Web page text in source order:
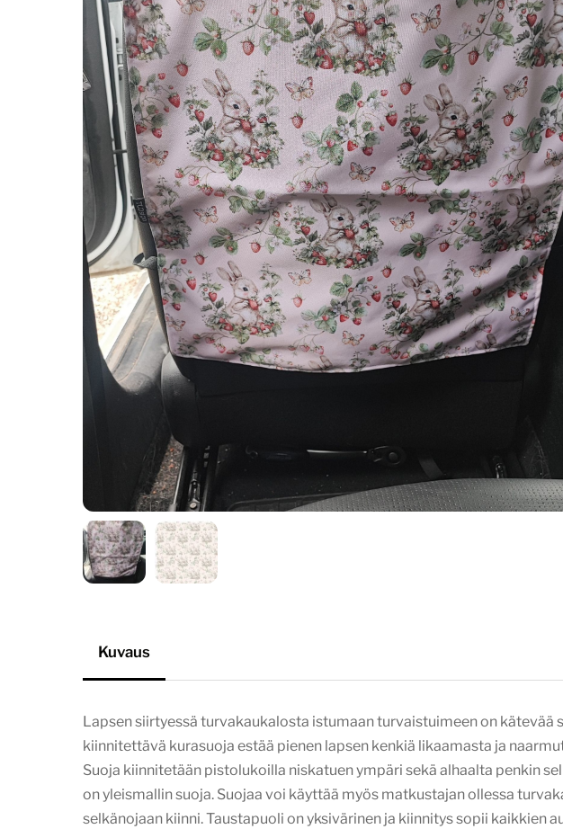
Kuvaus
Lapsen siirtyessä turvakaukalosta istumaan turvaistuimeen on
kiinnitettävä kurasuoja estää pienen lapsen kenkiä likaamasta ja
Suoja kiinnitetään pistolukoilla niskatuen ympäri sekä alhaalta penkin
on yleismallin suoja. Suojaa voi käyttää myös matkustajan ollessa
selkänojaan kiinni. Taustapuoli on yksivärinen ja kiinnitys sopii kaikkien